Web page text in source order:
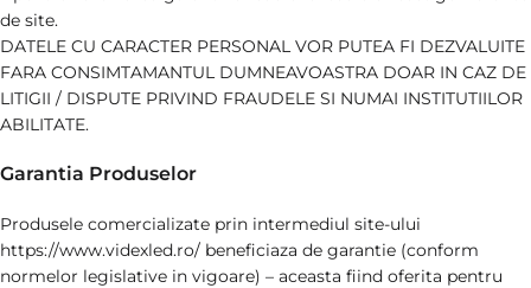
de site.
DATELE CU CARACTER PERSONAL VOR PUTEA FI DEZVALUITE
FARA CONSIMTAMANTUL DUMNEAVOASTRA DOAR IN CAZ DE
LITIGII / DISPUTE PRIVIND FRAUDELE SI NUMAI INSTITUTIILOR
ABILITATE.
Garantia Produselor
Produsele comercializate prin intermediul site-ului
https://www.videxled.ro/ beneficiaza de garantie (conform
normelor legislative in vigoare) – aceasta fiind oferita pentru